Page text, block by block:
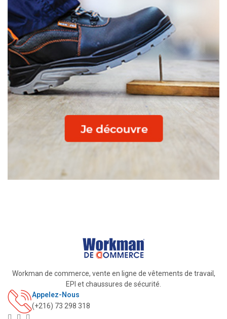
Workman de commerce, vente en ligne de vêtements de travail,
EPI et chaussures de sécurité.
Appelez-Nous
(+216) 73 298 318